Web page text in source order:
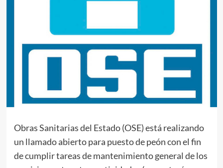
Obras Sanitarias del Estado (OSE) está realizando
un llamado abierto para puesto de peón con el fin
de cumplir tareas de mantenimiento general de los